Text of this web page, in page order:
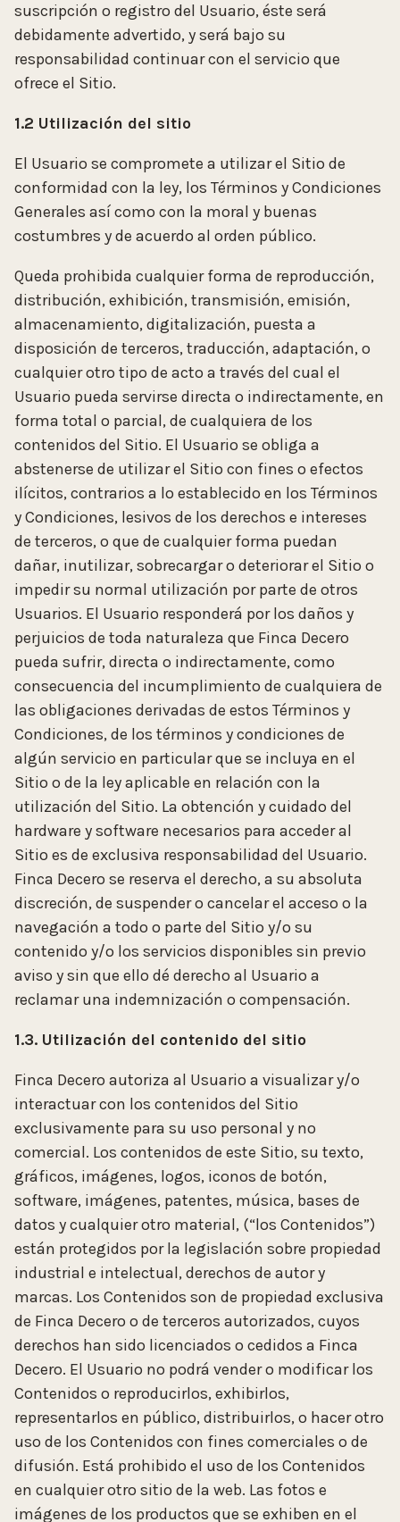
suscripción o registro del Usuario, éste será
debidamente advertido, y será bajo su
responsabilidad continuar con el servicio que
ofrece el Sitio.
1.2 Utilización del sitio
El Usuario se compromete a utilizar el Sitio de
conformidad con la ley, los Términos y Condiciones
Generales así como con la moral y buenas
costumbres y de acuerdo al orden público.
Queda prohibida cualquier forma de reproducción,
distribución, exhibición, transmisión, emisión,
almacenamiento, digitalización, puesta a
disposición de terceros, traducción, adaptación, o
cualquier otro tipo de acto a través del cual el
Usuario pueda servirse directa o indirectamente, en
forma total o parcial, de cualquiera de los
contenidos del Sitio. El Usuario se obliga a
abstenerse de utilizar el Sitio con fines o efectos
ilícitos, contrarios a lo establecido en los Términos
y Condiciones, lesivos de los derechos e intereses
de terceros, o que de cualquier forma puedan
dañar, inutilizar, sobrecargar o deteriorar el Sitio o
impedir su normal utilización por parte de otros
Usuarios. El Usuario responderá por los daños y
perjuicios de toda naturaleza que Finca Decero
pueda sufrir, directa o indirectamente, como
consecuencia del incumplimiento de cualquiera de
las obligaciones derivadas de estos Términos y
Condiciones, de los términos y condiciones de
algún servicio en particular que se incluya en el
Sitio o de la ley aplicable en relación con la
utilización del Sitio. La obtención y cuidado del
hardware y software necesarios para acceder al
Sitio es de exclusiva responsabilidad del Usuario.
Finca Decero se reserva el derecho, a su absoluta
discreción, de suspender o cancelar el acceso o la
navegación a todo o parte del Sitio y/o su
contenido y/o los servicios disponibles sin previo
aviso y sin que ello dé derecho al Usuario a
reclamar una indemnización o compensación.
1.3. Utilización del contenido del sitio
Finca Decero autoriza al Usuario a visualizar y/o
interactuar con los contenidos del Sitio
exclusivamente para su uso personal y no
comercial. Los contenidos de este Sitio, su texto,
gráficos, imágenes, logos, iconos de botón,
software, imágenes, patentes, música, bases de
datos y cualquier otro material, (“los Contenidos”)
están protegidos por la legislación sobre propiedad
industrial e intelectual, derechos de autor y
marcas. Los Contenidos son de propiedad exclusiva
de Finca Decero o de terceros autorizados, cuyos
derechos han sido licenciados o cedidos a Finca
Decero. El Usuario no podrá vender o modificar los
Contenidos o reproducirlos, exhibirlos,
representarlos en público, distribuirlos, o hacer otro
uso de los Contenidos con fines comerciales o de
difusión. Está prohibido el uso de los Contenidos
en cualquier otro sitio de la web. Las fotos e
imágenes de los productos que se exhiben en el